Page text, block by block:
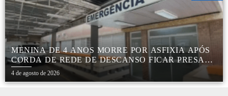
MENINA DE 4 ANOS MORRE POR ASFIXIA APÓS
CORDA DE REDE DE DESCANSO FICAR PRESA
AO PESCOÇO EM MARÍLIA
4 de agosto de 2026